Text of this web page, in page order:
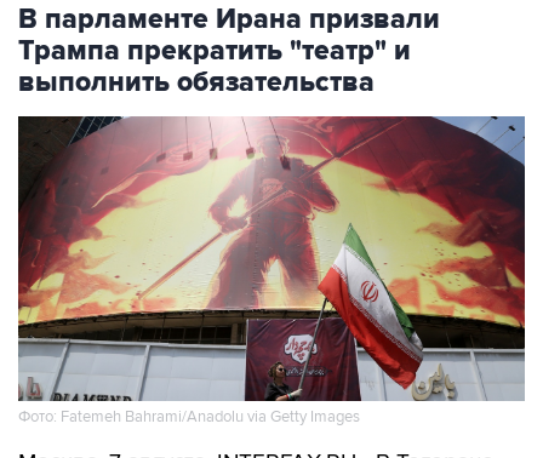
В парламенте Ирана призвали
Трампа прекратить "театр" и
выполнить обязательства
Фото: Fatemeh Bahrami/Anadolu via Getty Images